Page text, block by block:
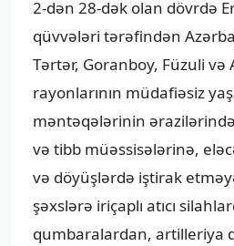
2-dən 28-dək olan dövrdə
qüvvələri tərəfindən
Tərtər, Goranboy, Füzuli və
rayonlarının müdafiəsiz
məntəqələrinin
və tibb müəssisələrinə,
və döyüşlərdə iştirak
şəxslərə iriçaplı atıcı
qumbaralardan, artilleriya